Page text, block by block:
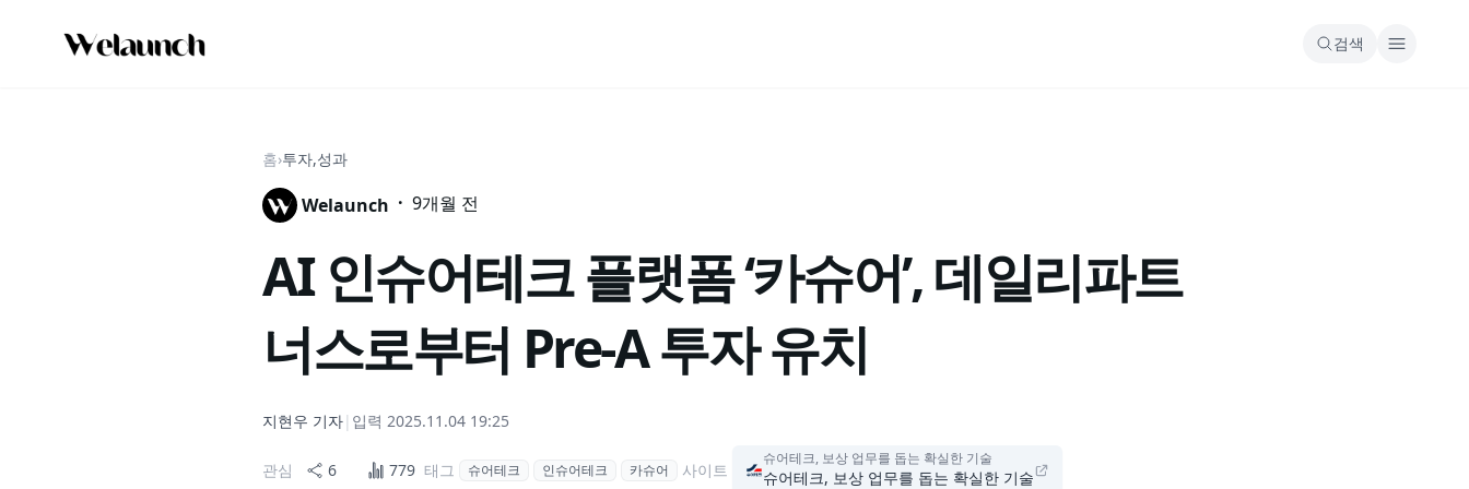
검색
홈›투자,성과
Welaunch · 9개월 전
AI 인슈어테크 플랫폼 ‘카슈어’, 데일리파트
너스로부터 Pre-A 투자 유치
지현우 기자| 입력 2025.11.04 19:25
관심 6 779 태그 슈어테크 인슈어테크 카슈어 사이트
슈어테크, 보상 업무를 돕는 확실한 기술
슈어테크, 보상 업무를 돕는 확실한 기술